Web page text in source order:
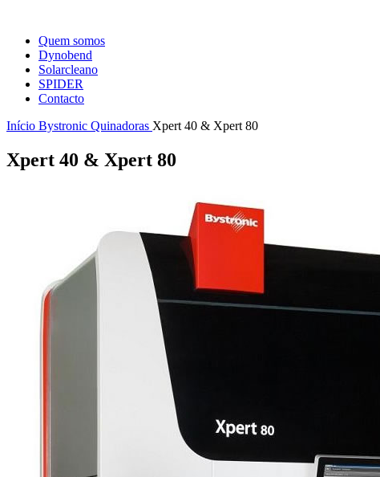
Quem somos
Dynobend
Solarcleano
SPIDER
Contacto
Início Bystronic Quinadoras Xpert 40 & Xpert 80
Xpert 40 & Xpert 80